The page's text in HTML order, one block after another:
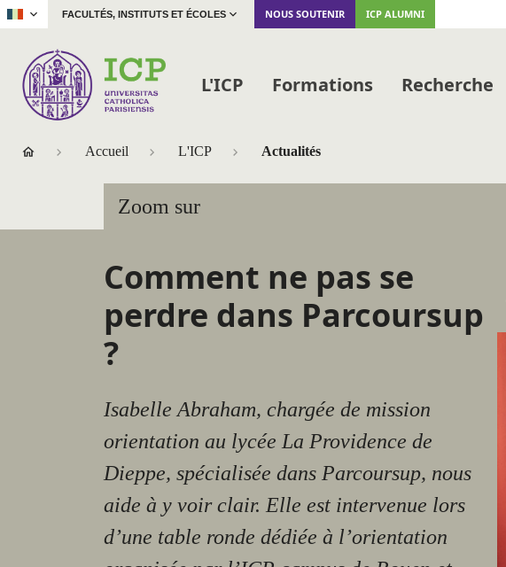
| FACULTÉS, INSTITUTS ET ÉCOLES NOUS SOUTENIR ICP ALUMNI
L'ICP Formations Recherche
Accueil L'ICP Actualités
Zoom sur
Comment ne pas se
perdre dans Parcoursup
?
Isabelle Abraham, chargée de mission
orientation au lycée La Providence de
Dieppe, spécialisée dans Parcoursup, nous
aide à y voir clair. Elle est intervenue lors
d’une table ronde dédiée à l’orientation